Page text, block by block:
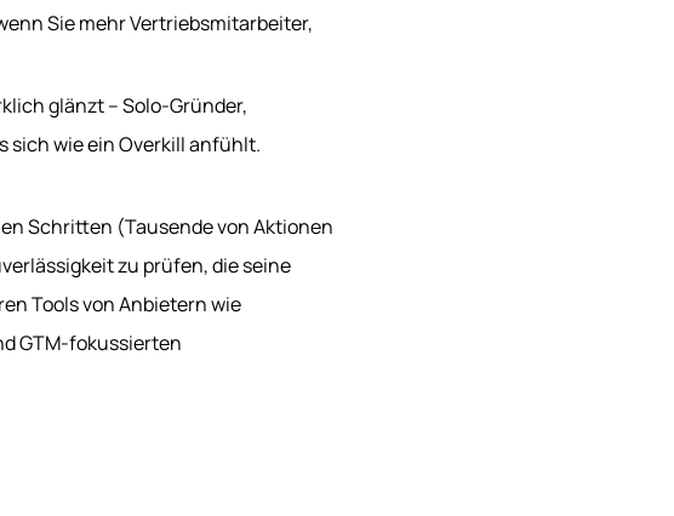
Sie mehr Vertriebsmitarbeiter,
glänzt – Solo-Gründer,
sich wie ein Overkill anfühlt.
Schritten (Tausende von Aktionen
zu prüfen, die seine
Tools von Anbietern wie
GTM-fokussierten